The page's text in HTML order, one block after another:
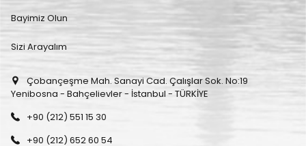
Bayimiz Olun
Sizi Arayalım
Çobançeşme Mah. Sanayi Cad. Çalışlar Sok. No:19
Yenibosna - Bahçelievler - İstanbul - TÜRKİYE
+90 (212) 551 15 30
+90 (212) 652 60 54